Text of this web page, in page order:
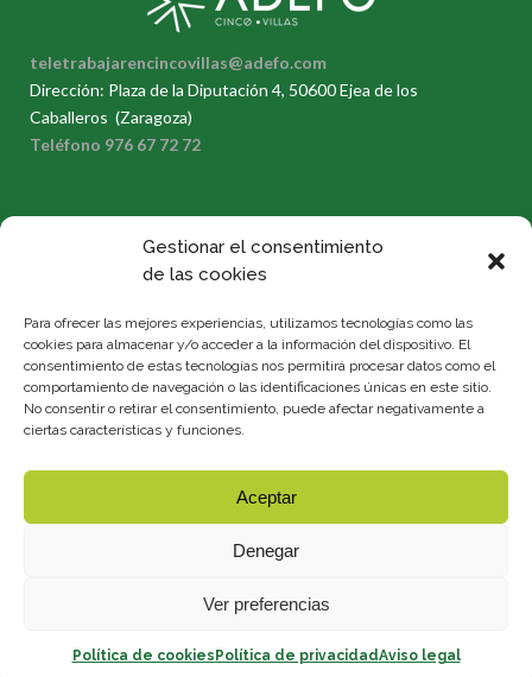
Gestionar el consentimiento
de las cookies
Para ofrecer las mejores experiencias, utilizamos tecnologías como las
cookies para almacenar y/o acceder a la información del dispositivo. El
consentimiento de estas tecnologías nos permitirá procesar datos como el
comportamiento de navegación o las identificaciones únicas en este sitio.
No consentir o retirar el consentimiento, puede afectar negativamente a
ciertas características y funciones.
Aceptar
Denegar
Ver preferencias
Política de cookies Política de privacidadAviso legal
teletrabajarencincovillas@adefo.com
Dirección: Plaza de la Diputación 4, 50600 Ejea de los
Caballeros (Zaragoza)
Teléfono 976 67 72 72
registrogeneral@comarcacincovillas.es
Dirección: C/Justicia Mayor de Aragón, 20, 50600. Bajos
Ejea de los Caballeros (Zaragoza)
Teléfono 976 66 22 10
COMPROMISO CON LA PROTECCIÓN DE
© Copyright 2020 | Desarrollado por:Sephor Consulting